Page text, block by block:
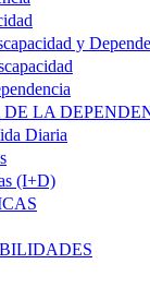
y
LA
Diaria
(I+D)